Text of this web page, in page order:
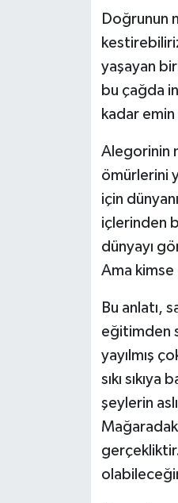
Doğrunun
yaşayan
bu çağda
kadar
Alegorinin
ömürlerini
için
içlerinden
dünyayı
Ama kimse
Bu anlatı,
eğitimden
yayılmış
sıkı
şeylerin
gerçekliktir.